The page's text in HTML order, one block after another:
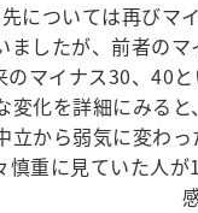
については再びマ
ましたが、前者の
のマイナス30、40
変化を詳細にみる
立から弱気に変わ
慎重に見ていた人